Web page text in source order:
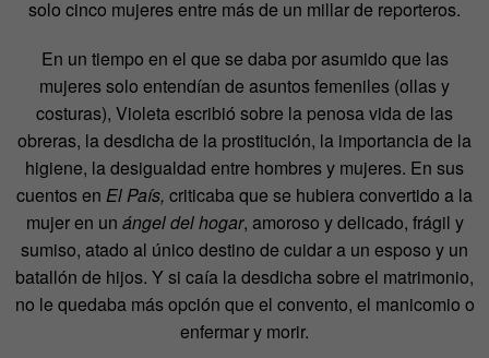
solo cinco mujeres entre más de un millar de reporteros.
En un tiempo en el que se daba por asumido que las
mujeres solo entendían de asuntos femeniles (ollas y
costuras), Violeta escribió sobre la penosa vida de las
obreras, la desdicha de la prostitución, la importancia de la
higiene, la desigualdad entre hombres y mujeres. En sus
cuentos en El País, criticaba que se hubiera convertido a la
mujer en un ángel del hogar, amoroso y delicado, frágil y
sumiso, atado al único destino de cuidar a un esposo y un
batallón de hijos. Y si caía la desdicha sobre el matrimonio,
no le quedaba más opción que el convento, el manicomio o
enfermar y morir.